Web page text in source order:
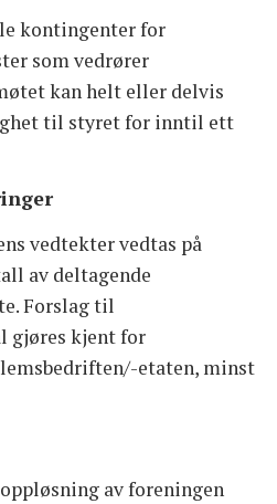
kontingenter for
som vedrører
kan helt eller delvis
til styret for inntil ett
vedtekter vedtas på
av deltagende
Forslag til
gjøres kjent for
etaten, minst
av foreningen